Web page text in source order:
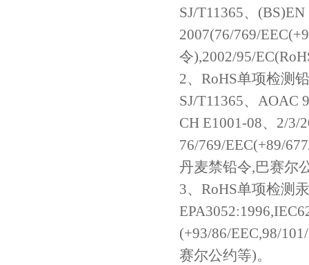
SJ/T11365、
2007(76/769/
令),2002/95/
2、RoHS单项检测
SJ/T11365、AOAC
CH E1001-08、2/3/
76/769/EEC(+89/
丹麦禁铅令,巴赛尔
3、RoHS单项检测
(+93/86/EEC,98/
赛尔公约等)。